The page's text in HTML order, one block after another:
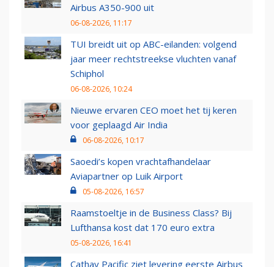
Airbus A350-900 uit
06-08-2026, 11:17
TUI breidt uit op ABC-eilanden: volgend
jaar meer rechtstreekse vluchten vanaf
Schiphol
06-08-2026, 10:24
Nieuwe ervaren CEO moet het tij keren
voor geplaagd Air India
06-08-2026, 10:17
Saoedi’s kopen vrachtafhandelaar
Aviapartner op Luik Airport
05-08-2026, 16:57
Raamstoeltje in de Business Class? Bij
Lufthansa kost dat 170 euro extra
05-08-2026, 16:41
Cathay Pacific ziet levering eerste Airbus